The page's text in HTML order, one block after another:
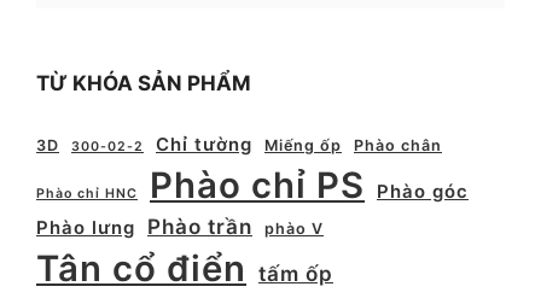
TỪ KHÓA SẢN PHẨM
3D 300-02-2 Chỉ tường Miếng ốp Phào chân
Phào chỉ HNC Phào chỉ PS
Phào góc
Phào lưng
Phào trần phào V
Tân cổ điển tấm ốp